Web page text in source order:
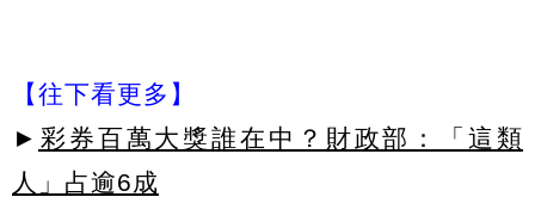
【往下看更多】
► 彩券百萬大獎誰在中？財政部：「這類
人」占逾6成